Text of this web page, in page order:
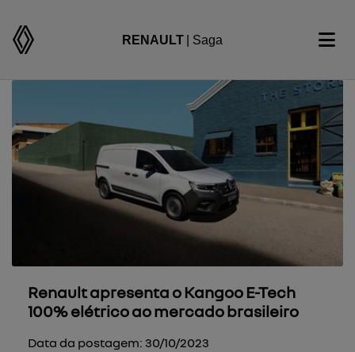
RENAULT | Saga
Renault apresenta o Kangoo E-Tech
100% elétrico ao mercado brasileiro
Data da postagem: 30/10/2023